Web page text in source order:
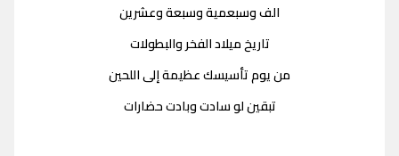
الف وسبعمية وسبعة وعشرين
تاريخ ميلاد الفخر والبطولات
من يوم تأسيسك عظيمة إلى اللحين
تبقين لو سادت وبادت حضارات